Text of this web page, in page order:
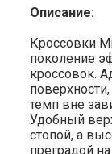
Описание:
Кроссовки
поколение
кроссовок.
темп вне
Удобный
стопой, а
преградой